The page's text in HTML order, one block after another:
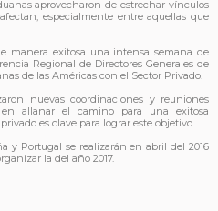
aprovecharon de estrechar vínculos
especialmente entre aquellas que
manera exitosa una intensa semana de
Regional de Directores Generales de
de las Américas con el Sector Privado.
nuevas coordinaciones y reuniones
allanar el camino para una exitosa
es clave para lograr este objetivo.
y Portugal se realizarán en abril del 2016
la del año 2017.